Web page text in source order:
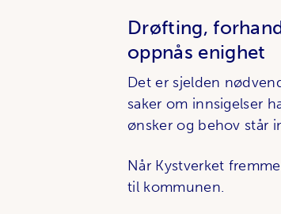
Drøfting,
oppnås enighet
Det er sjelden
saker om innsigelser
ønsker og behov står
Når Kystverket
til kommunen.